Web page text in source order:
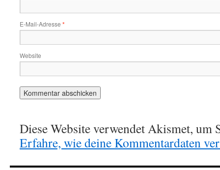
E-Mail-Adresse *
Website
Diese Website verwendet Akismet, um
Erfahre, wie deine Kommentardaten